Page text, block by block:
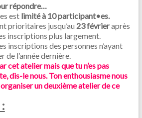
répondre…
est limité à 10 participant•es.
prioritaires jusqu’au 23 févrieraprès
inscriptions plus largement.
inscriptions des personnes n’ayant
de l’année dernière.
cet atelier mais que tu n’es pas
dis-le nous. Ton enthousiasme nous
un deuxième atelier de ce